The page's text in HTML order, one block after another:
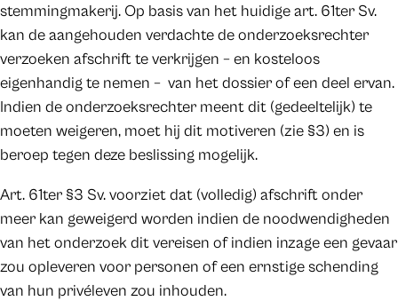
stemmingmakerij. Op basis van het huidige art. 61ter Sv.
kan de aangehouden verdachte de onderzoeksrechter
verzoeken afschrift te verkrijgen – en kosteloos
eigenhandig te nemen – van het dossier of een deel ervan.
Indien de onderzoeksrechter meent dit (gedeeltelijk) te
moeten weigeren, moet hij dit motiveren (zie §3) en is
beroep tegen deze beslissing mogelijk.
Art. 61ter §3 Sv. voorziet dat (volledig) afschrift onder
meer kan geweigerd worden indien de noodwendigheden
van het onderzoek dit vereisen of indien inzage een gevaar
zou opleveren voor personen of een ernstige schending
van hun privéleven zou inhouden.